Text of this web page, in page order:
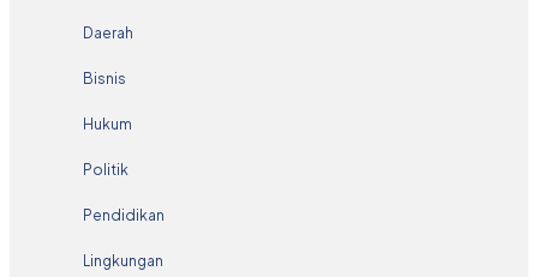
Daerah
Bisnis
Hukum
Politik
Pendidikan
Lingkungan